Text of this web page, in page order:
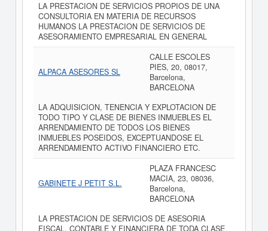
LA PRESTACION DE SERVICIOS PROPIOS DE UNA
CONSULTORIA EN MATERIA DE RECURSOS
HUMANOS LA PRESTACION DE SERVICIOS DE
ASESORAMIENTO EMPRESARIAL EN GENERAL
ALPACA ASESORES SL
CALLE ESCOLES
PIES, 20, 08017,
Barcelona,
BARCELONA
LA ADQUISICION, TENENCIA Y EXPLOTACION DE
TODO TIPO Y CLASE DE BIENES INMUEBLES EL
ARRENDAMIENTO DE TODOS LOS BIENES
INMUEBLES POSEIDOS, EXCEPTUANDOSE EL
ARRENDAMIENTO ACTIVO FINANCIERO ETC.
GABINETE J PETIT S.L.
PLAZA FRANCESC
MACIA, 23, 08036,
Barcelona,
BARCELONA
LA PRESTACION DE SERVICIOS DE ASESORIA
FISCAL, CONTABLE Y FINANCIERA DE TODA CLASE